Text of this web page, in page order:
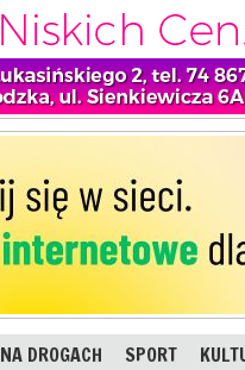
NA DROGACH SPORT